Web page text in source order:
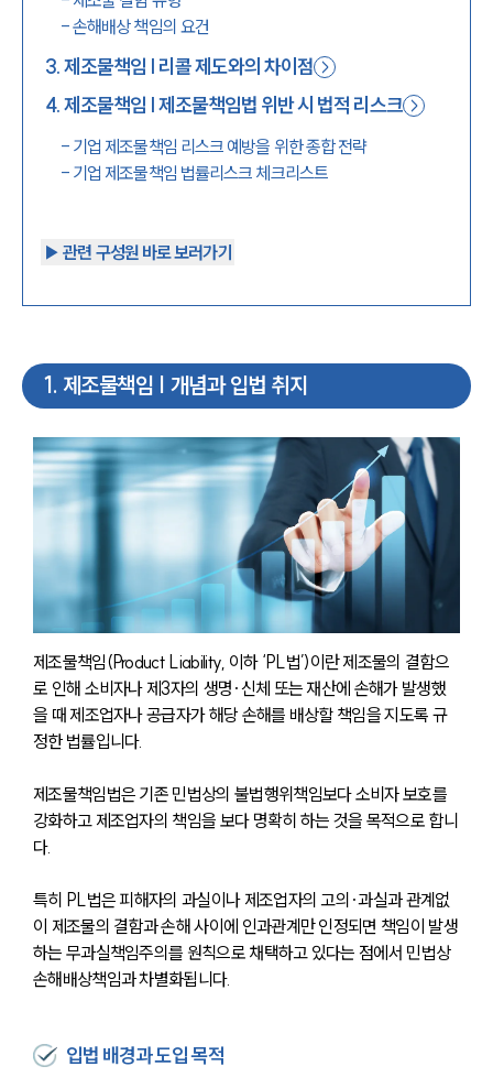
-손해배상 책임의 요건
3.제조물책임 | 리콜 제도와의 차이점
4.제조물책임 | 제조물책임법 위반 시 법적 리스크
- 기업 제조물책임 리스크 예방을 위한 종합 전략
- 기업 제조물책임 법률리스크 체크리스트
▶︎ 관련 구성원 바로 보러가기
1 . 제조물책임 | 개념과 입법 취지
제조물책임(Product Liability, 이하 ‘PL법’)이란 제조물의 결함으
로 인해 소비자나 제3자의 생명·신체 또는 재산에 손해가 발생했
을 때 제조업자나 공급자가 해당 손해를 배상할 책임을 지도록 규
정한 법률입니다.
제조물책임법은 기존 민법상의 불법행위책임보다 소비자 보호를
강화하고 제조업자의 책임을 보다 명확히 하는 것을 목적으로 합니
다.
특히 PL법은 피해자의 과실이나 제조업자의 고의·과실과 관계없
이 제조물의 결함과 손해 사이에 인과관계만 인정되면 책임이 발생
하는 무과실책임주의를 원칙으로 채택하고 있다는 점에서 민법상
손해배상책임과 차별화됩니다.
입법 배경과 도입 목적